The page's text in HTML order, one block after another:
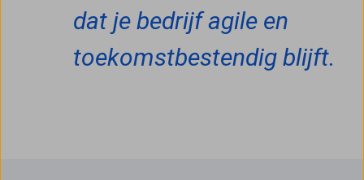
dat je bedrijf agile en
toekomstbestendig blijft.